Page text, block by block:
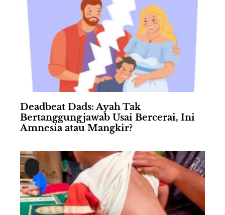
Deadbeat Dads: Ayah Tak
Bertanggungjawab Usai Bercerai, Ini
Amnesia atau Mangkir?